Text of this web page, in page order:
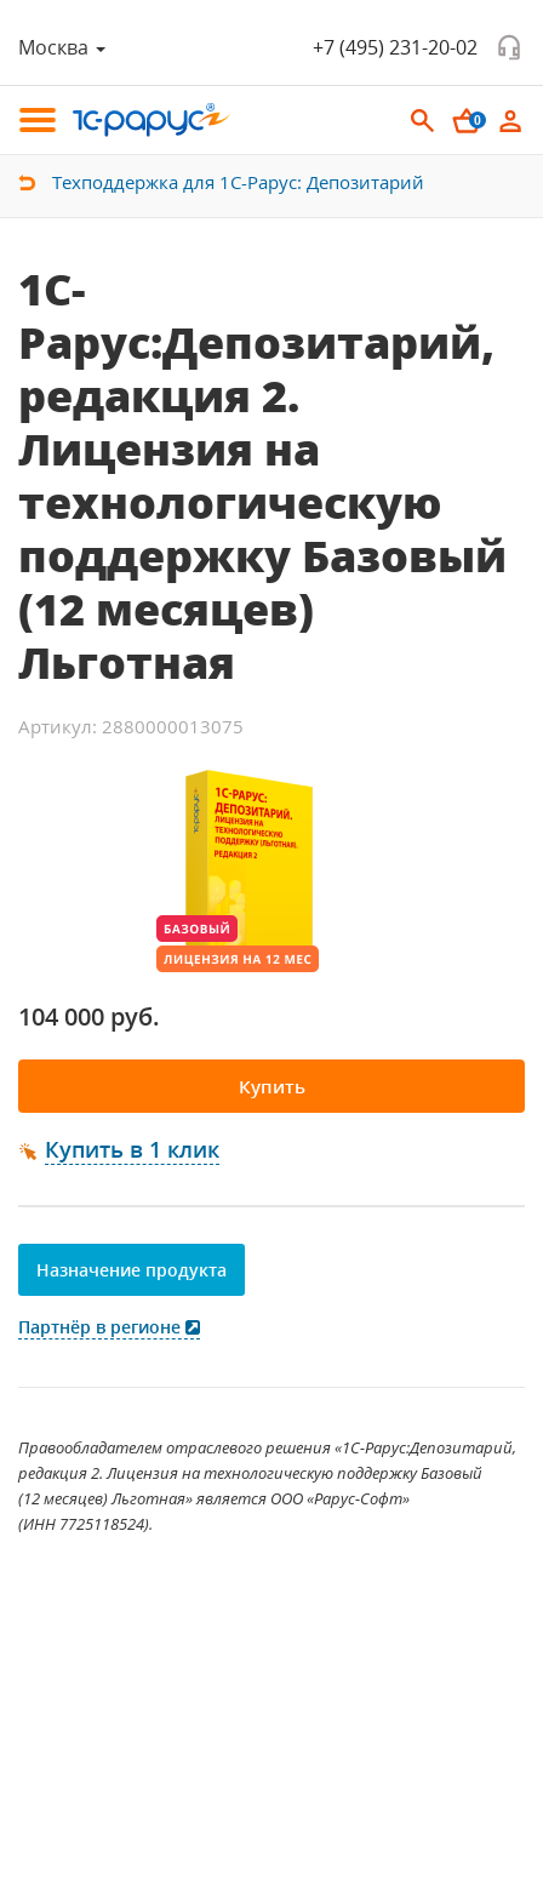
Москва +7 (495) 231-20-02
0
Техподдержка для 1С-Рарус: Депозитарий
1С-
Рарус:Депозитарий,
редакция 2.
Лицензия на
технологическую
поддержку Базовый
(12 месяцев)
Льготная
Артикул: 2880000013075
104 000 руб.
Купить
Купить в 1 клик
Назначение продукта
Партнёр в регионе
Правообладателем отраслевого решения «1С-Рарус:Депозитарий,
редакция 2. Лицензия на технологическую поддержку Базовый
(12 месяцев) Льготная» является ООО «Рарус-Софт»
(ИНН 7725118524).